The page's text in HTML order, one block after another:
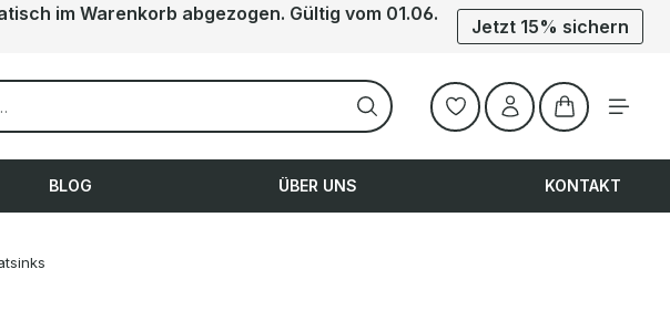
im Warenkorb abgezogen. Gültig vom 01.06.
Jetzt 15% sichern
Warenkorb
BLOG ÜBER UNS KONTAKT